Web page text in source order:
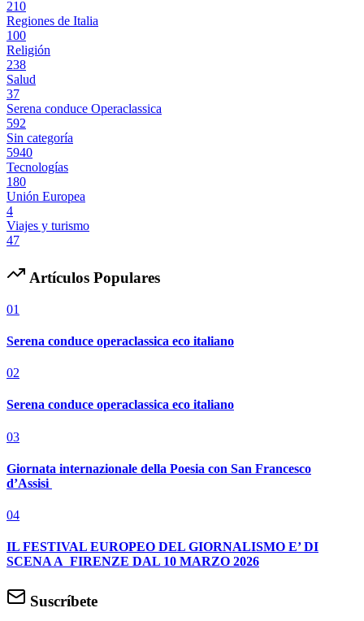
210
Regiones de Italia
100
Religión
238
Salud
37
Serena conduce Operaclassica
592
Sin categoría
5940
Tecnologías
180
Unión Europea
4
Viajes y turismo
47
Artículos Populares
01
Serena conduce operaclassica eco italiano
02
Serena conduce operaclassica eco italiano
03
Giornata internazionale della Poesia con San Francesco
d’Assisi
04
IL FESTIVAL EUROPEO DEL GIORNALISMO E’ DI
SCENA A FIRENZE DAL 10 MARZO 2026
Suscríbete